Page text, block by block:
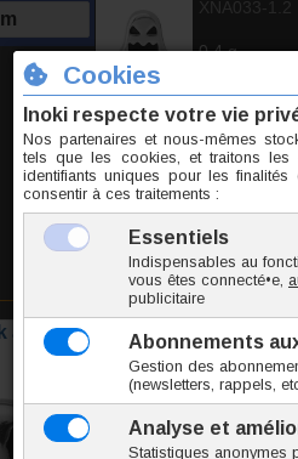
0.4 g
acier pour 1.2mm
4,60 €
TTC l'unite